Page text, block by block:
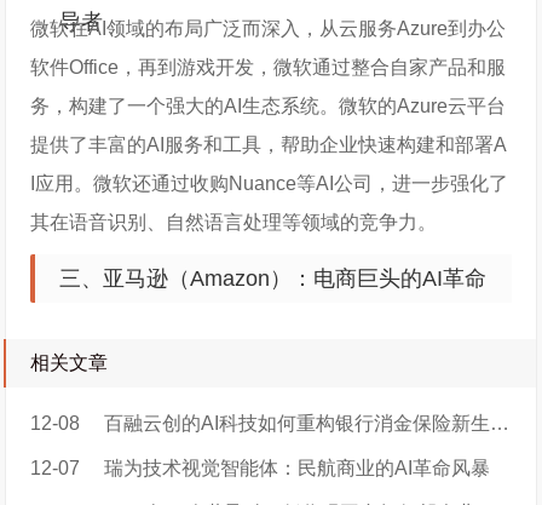
导者
微软在AI领域的布局广泛而深入，从云服务Azure到办公
软件Office，再到游戏开发，微软通过整合自家产品和服
务，构建了一个强大的AI生态系统。微软的Azure云平台
提供了丰富的AI服务和工具，帮助企业快速构建和部署A
I应用。微软还通过收购Nuance等AI公司，进一步强化了
其在语音识别、自然语言处理等领域的竞争力。
三、亚马逊（Amazon）：电商巨头的AI革命
相关文章
12-08 百融云创的AI科技如何重构银行消金保险新生态？
12-07 瑞为技术视觉智能体：民航商业的AI革命风暴